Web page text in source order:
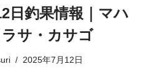
日釣果情報｜マハ
サ・カサゴ
2025年7月12日